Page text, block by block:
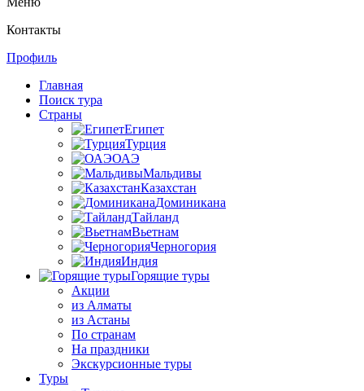
Контакты
Профиль
Главная
Поиск тура
Страны
Египет
Турция
ОАЭ
Мальдивы
Казахстан
Доминикана
Тайланд
Вьетнам
Черногория
Индия
Горящие туры
Акции
из Алматы
из Астаны
По странам
На праздники
Экскурсионные туры
Туры